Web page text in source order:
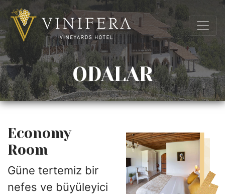
ODALAR
Economy
Room
Güne tertemiz bir
nefes ve büyüleyici